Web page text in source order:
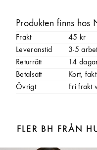
Produkten finns hos
Frakt
45 kr
Leveranstid
3-5
Returrätt
14
Betalsätt
Kort,
Övrigt
Fri frakt
FLER BH FRÅN